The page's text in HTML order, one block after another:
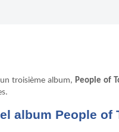
troisième album, People of
album People of